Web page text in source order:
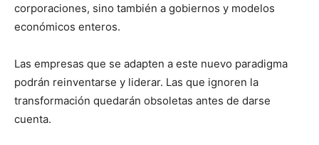
corporaciones, sino también a gobiernos y modelos
económicos enteros.
Las empresas que se adapten a este nuevo paradigma
podrán reinventarse y liderar. Las que ignoren la
transformación quedarán obsoletas antes de darse
cuenta.